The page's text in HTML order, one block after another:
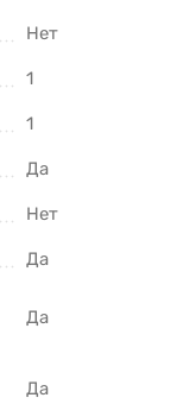
Нет
1
1
Да
Нет
Да
Да
Да